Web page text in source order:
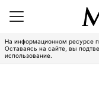
На информационном ресурсе
Оставаясь на сайте, вы
использование.